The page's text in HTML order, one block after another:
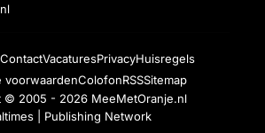
ContactVacaturesPrivacyHuisregels
voorwaardenColofonRSSSitemap
© 2005 - 2026 MeeMetOranje.nl
| Publishing Network